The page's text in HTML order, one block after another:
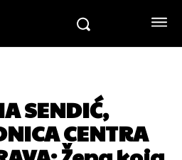
SENDIĆ,
CENTRA